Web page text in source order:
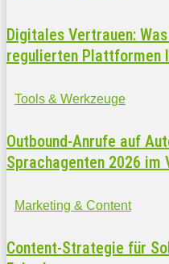
Digitales Vertrauen:
regulierten Plattformen
Tools & Werkzeuge
Outbound-Anrufe auf
Sprachagenten 2026 im
Marketing & Content
Content-Strategie für